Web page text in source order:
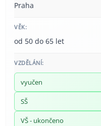
Praha
VĚK:
od 50 do 65 let
VZDĚLÁNÍ:
vyučen
SŠ
VŠ - ukončeno